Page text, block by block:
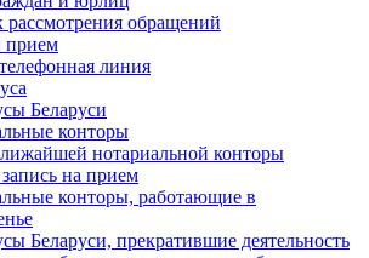
рассмотрения обращений
линия
Беларуси
конторы
нотариальной конторы
на прием
конторы, работающие в
Беларуси, прекратившие деятельность